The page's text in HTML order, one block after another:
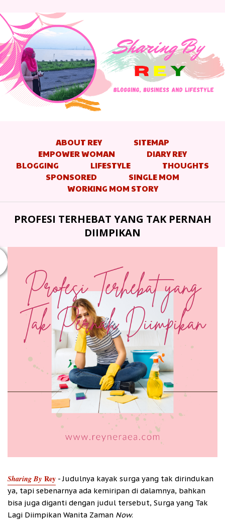
ABOUT REY
SITEMAP
EMPOWER WOMAN
DIARY REY
BLOGGING
LIFESTYLE
THOUGHTS
SPONSORED
SINGLE MOM
WORKING MOM STORY
PROFESI TERHEBAT YANG TAK PERNAH
DIIMPIKAN
Sharing By Rey - Judulnya kayak surga yang tak dirindukan
ya, tapi sebenarnya ada kemiripan di dalamnya, bahkan
bisa juga diganti dengan judul tersebut, Surga yang Tak
Lagi Diimpikan Wanita Zaman Now.